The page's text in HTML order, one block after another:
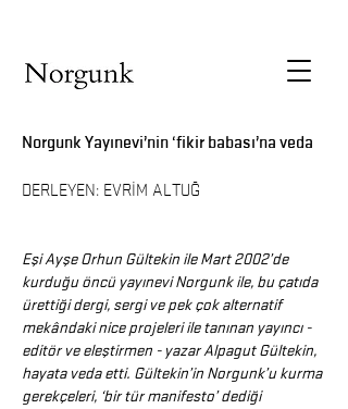
Norgunk Yayınevi’nin ‘fikir babası’na veda
DERLEYEN: EVRİM ALTUĞ
Eşi Ayşe Orhun Gültekin ile Mart 2002’de
kurduğu öncü yayınevi Norgunk ile, bu çatıda
ürettiği dergi, sergi ve pek çok alternatif
mekândaki nice projeleri ile tanınan yayıncı -
editör ve eleştirmen - yazar Alpagut Gültekin,
hayata veda etti. Gültekin’in Norgunk’u kurma
gerekçeleri, ‘bir tür manifesto’ dediği